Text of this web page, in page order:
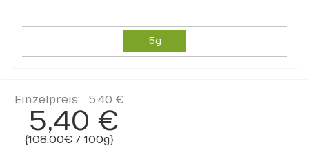
5g
Einzelpreis: 5,40 €
5,40 €
{108.00€ / 100g}